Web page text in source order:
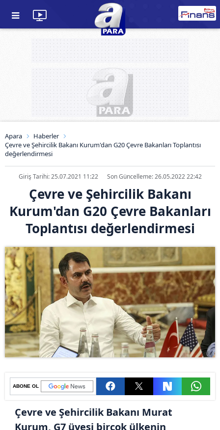
Apara
Haberler
Çevre ve Şehircilik Bakanı Kurum'dan G20 Çevre Bakanları Toplantısı
değerlendirmesi
Giriş Tarihi: 25.07.2021 11:22 Son Güncelleme: 26.05.2022 22:42
Çevre ve Şehircilik Bakanı
Kurum'dan G20 Çevre Bakanları
Toplantısı değerlendirmesi
ABONE OL
Çevre ve Şehircilik Bakanı Murat
Kurum, G7 üyesi birçok ülkenin